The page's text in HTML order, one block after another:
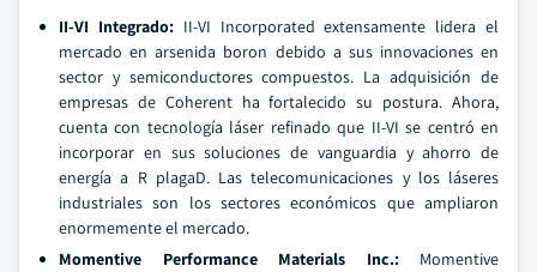
II-VI Integrado:II-VI Incorporated extensamente lidera el
mercado en arsenida boron debido a sus innovaciones en
sector y semiconductores compuestos. La adquisición de
empresas de Coherent ha fortalecido su postura. Ahora,
cuenta con tecnología láser refinado que II-VI se centró en
incorporar en sus soluciones de vanguardia y ahorro de
energía a R plagaD. Las telecomunicaciones y los láseres
industriales son los sectores económicos que ampliaron
enormemente el mercado.
Momentive Performance Materials Inc.: Momentive